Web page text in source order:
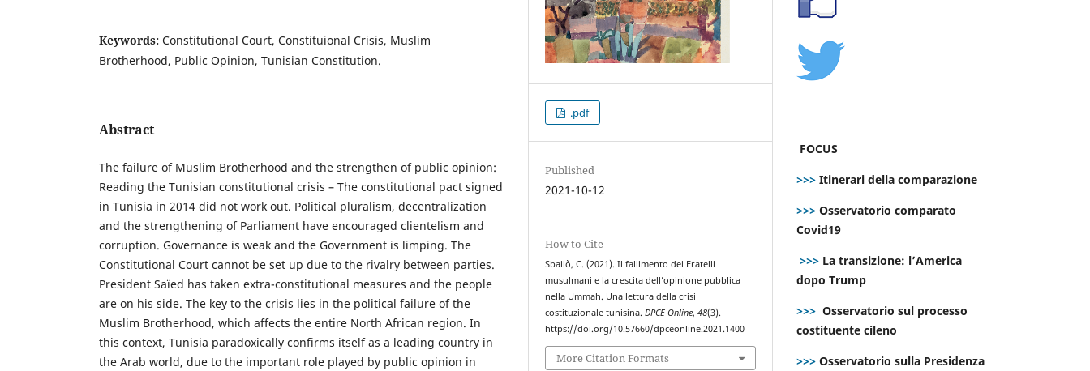
Keywords: Constitutional Court, Constituional Crisis, Muslim
Brotherhood, Public Opinion, Tunisian Constitution.
Abstract
The failure of Muslim Brotherhood and the strengthen of public opinion:
Reading the Tunisian constitutional crisis – The constitutional pact signed
in Tunisia in 2014 did not work out. Political pluralism, decentralization
and the strengthening of Parliament have encouraged clientelism and
corruption. Governance is weak and the Government is limping. The
Constitutional Court cannot be set up due to the rivalry between parties.
President Saïed has taken extra-constitutional measures and the people
are on his side. The key to the crisis lies in the political failure of the
Muslim Brotherhood, which affects the entire North African region. In
this context, Tunisia paradoxically confirms itself as a leading country in
the Arab world, due to the important role played by public opinion in
.pdf
Published
2021-10-12
How to Cite
Sbailò, C. (2021). Il fallimento dei Fratelli
musulmani e la crescita dell’opinione pubblica
nella Ummah. Una lettura della crisi
costituzionale tunisina.DPCE Online,48(3).
https://doi.org/10.57660/dpceonline.2021.1400
More Citation Formats
FOCUS
>>> Itinerari della comparazione
>>> Osservatorio comparato
Covid19
>>> La transizione: l’America
dopo Trump
>>> Osservatorio sul processo
costituente cileno
>>> Osservatorio sulla Presidenza